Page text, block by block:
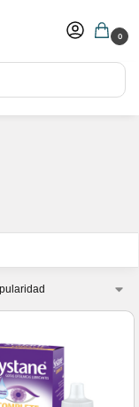
0
superiores a 150€)